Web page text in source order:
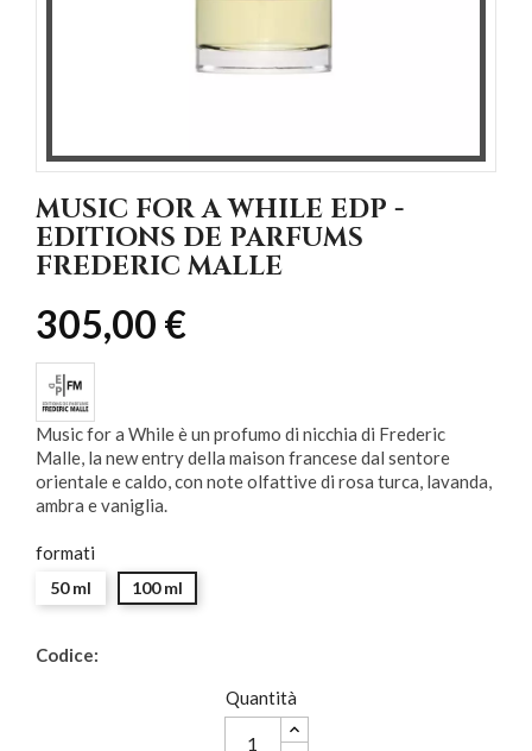
MUSIC FOR A WHILE EDP -
EDITIONS DE PARFUMS
FREDERIC MALLE
305,00 €
Music for a While è un profumo di nicchia di Frederic
Malle, la new entry della maison francese dal sentore
orientale e caldo, con note olfattive di rosa turca, lavanda,
ambra e vaniglia.
formati
50 ml 100 ml
Codice:
Quantità